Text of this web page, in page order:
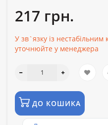
217 грн.
У зв`язку із нестабільним
уточнюйте у менеджера
ДО КОШИКА